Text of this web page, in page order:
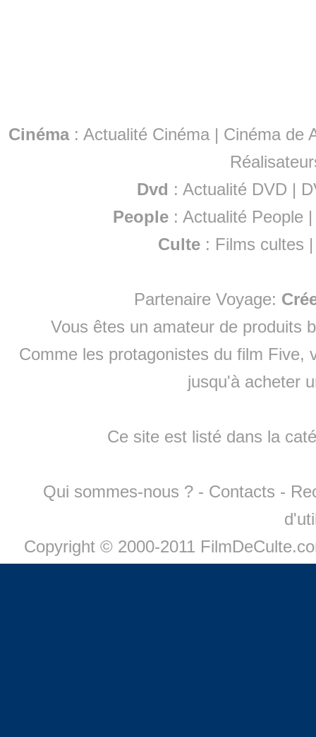
Cinéma: Actualité Cinéma | Cinéma de
Dvd : Actualité DVD |
People :Actualité People
Culte : Films cultes
Partenaire Voyage:
Vous êtes un amateur de produits
Comme les protagonistes du film Five,
jusqu'à acheter
Ce site est listé dans la
Qui sommes-nous ? - Contacts -
Copyright © 2000-2011